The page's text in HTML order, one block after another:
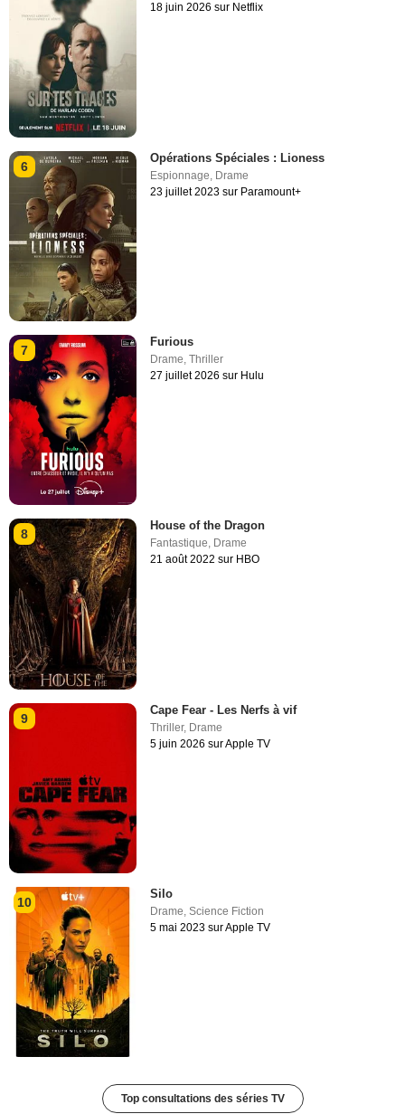
18 juin 2026 sur Netflix
6
Opérations Spéciales : Lioness
Espionnage Drame
23 juillet 2023 sur Paramount+
7
Furious
Drame,Thriller
27 juillet 2026 sur Hulu
8
House of the Dragon
Fantastique, Drame
21 août 2022 sur HBO
9
Cape Fear - Les Nerfs à vif
Thriller, Drame
5 juin 2026 sur Apple TV
10
Silo
Drame,Science Fiction
5 mai 2023 sur Apple TV
Top consultations des séries TV